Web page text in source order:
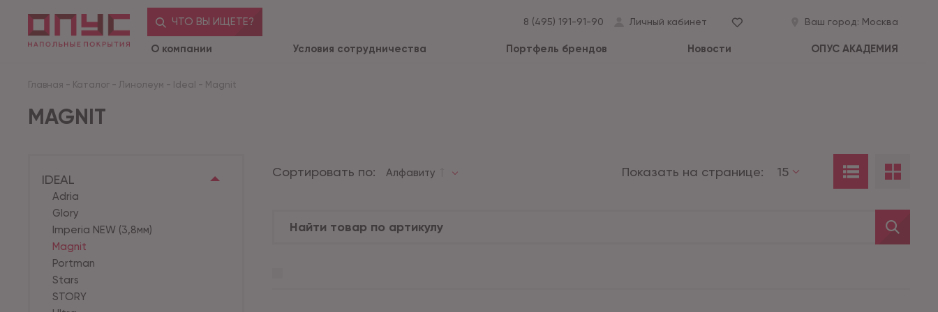
ЧТО ВЫ ИЩЕТЕ? 8 (495) 191-91-90 Личный кабинет Ваш город: Москва
О компании Условия сотрудничества Портфель брендов Новости ОПУС АКАДЕМИЯ
Главная - Каталог - Линолеум - Ideal - Magnit
MAGNIT
IDEAL
Adria
Glory
Imperia NEW (3,8мм)
Magnit
Portman
Stars
STORY
Сортировать по: Алфавиту Показать на странице: 15